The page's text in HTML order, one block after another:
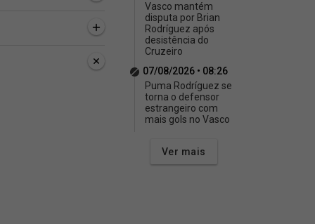
Vasco mantém
disputa por Brian
Rodríguez após
desistência do
Cruzeiro
07/08/2026 • 08:26
Puma Rodríguez se
torna o defensor
estrangeiro com
mais gols no Vasco
Ver mais